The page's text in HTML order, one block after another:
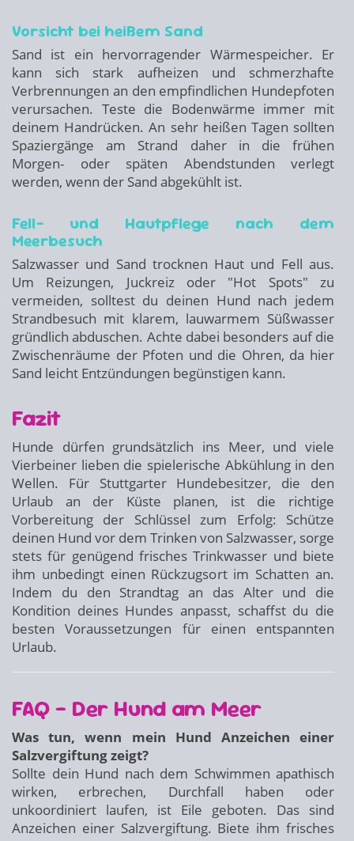
Vorsicht bei heißem Sand
Sand ist ein hervorragender Wärmespeicher. Er
kann sich stark aufheizen und schmerzhafte
Verbrennungen an den empfindlichen Hundepfoten
verursachen. Teste die Bodenwärme immer mit
deinem Handrücken. An sehr heißen Tagen sollten
Spaziergänge am Strand daher in die frühen
Morgen- oder späten Abendstunden verlegt
werden, wenn der Sand abgekühlt ist.
Fell- und Hautpflege nach dem
Meerbesuch
Salzwasser und Sand trocknen Haut und Fell aus.
Um Reizungen, Juckreiz oder "Hot Spots" zu
vermeiden, solltest du deinen Hund nach jedem
Strandbesuch mit klarem, lauwarmem Süßwasser
gründlich abduschen. Achte dabei besonders auf die
Zwischenräume der Pfoten und die Ohren, da hier
Sand leicht Entzündungen begünstigen kann.
Fazit
Hunde dürfen grundsätzlich ins Meer, und viele
Vierbeiner lieben die spielerische Abkühlung in den
Wellen. Für Stuttgarter Hundebesitzer, die den
Urlaub an der Küste planen, ist die richtige
Vorbereitung der Schlüssel zum Erfolg: Schütze
deinen Hund vor dem Trinken von Salzwasser, sorge
stets für genügend frisches Trinkwasser und biete
ihm unbedingt einen Rückzugsort im Schatten an.
Indem du den Strandtag an das Alter und die
Kondition deines Hundes anpasst, schaffst du die
besten Voraussetzungen für einen entspannten
Urlaub.
FAQ – Der Hund am Meer
Was tun, wenn mein Hund Anzeichen einer
Salzvergiftung zeigt?
Sollte dein Hund nach dem Schwimmen apathisch
wirken, erbrechen, Durchfall haben oder
unkoordiniert laufen, ist Eile geboten. Das sind
Anzeichen einer Salzvergiftung. Biete ihm frisches